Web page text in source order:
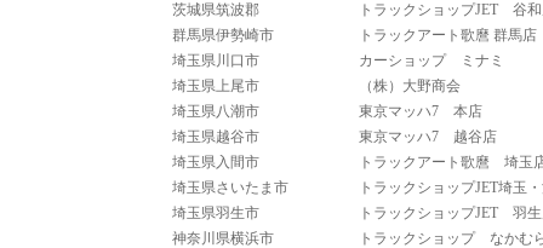
茨城県筑波郡
トラックショップJET 谷
群馬県伊勢崎市
トラックアート歌麿 群馬店
埼玉県川口市
カーショップ ミナミ
埼玉県上尾市
（株）大野商会
埼玉県八潮市
東京マッハ7 本店
埼玉県越谷市
東京マッハ7 越谷店
埼玉県入間市
トラックアート歌麿 埼玉
埼玉県さいたま市
トラックショップJET埼玉
埼玉県羽生市
トラックショップJET 羽
神奈川県横浜市
トラックショップ なかむ